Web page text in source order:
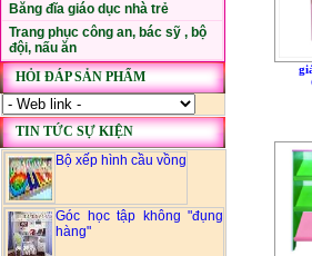
Băng đĩa giáo dục nhà trẻ
Trang phục công an, bác sỹ , bộ
đội, nấu ăn
HỎI ĐÁP SẢN PHẨM
TIN TỨC SỰ KIỆN
Bộ xếp hình cầu vồng
Góc học tập không "đụng
hàng"